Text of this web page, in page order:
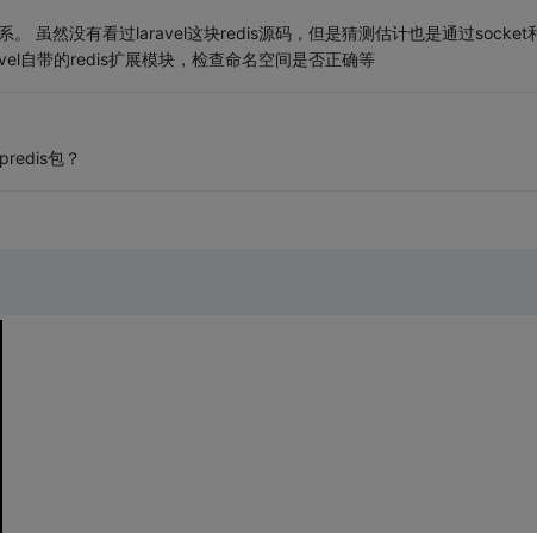
。 虽然没有看过laravel这块redis源码，但是猜测估计也是通过socket
自带的redis扩展模块，检查命名空间是否正确等
包？